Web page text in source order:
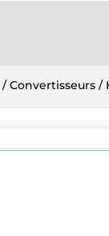
/Convertisseurs /